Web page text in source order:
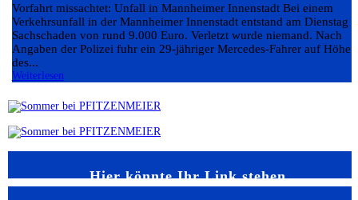
Vorfahrt missachtet: Unfall in Mannheimer Innenstadt Bei einem
Verkehrsunfall in der Mannheimer Innenstadt entstand am Dienstag
Sachschaden von rund 9.000 Euro. Verletzt wurde niemand. Nach
Angaben der Polizei fuhr ein 29-jähriger Mercedes-Fahrer auf Höhe
des...
Weiterlesen
Hier könnte Ihr Link stehen